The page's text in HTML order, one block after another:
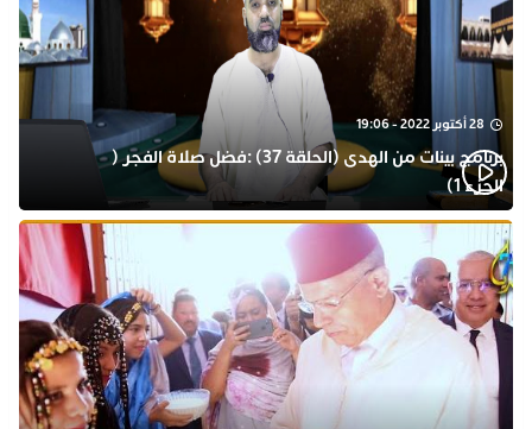
28 أكتوبر 2022 - 19:06
برنامج بينات من الهدى (الحلقة 37) :فضل صلاة الفجر (
الجزء 1)